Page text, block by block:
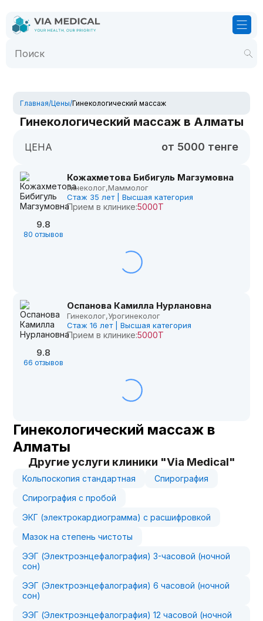
Главная/Цены/Гинекологический массаж
Гинекологический массаж в Алматы
ЦЕНА от 5000 тенге
9.8
80 отзывов
Кожахметова Бибигуль Магзумовна
Гинеколог,Маммолог
Стаж 35 лет | Высшая категория
Прием в клинике:5000Т
9.8
66 отзывов
Оспанова Камилла Нурлановна
Гинеколог,Урогинеколог
Стаж 16 лет | Высшая категория
Прием в клинике:5000Т
Гинекологический массаж в
Алматы
Другие услуги клиники "Via Medical"
Кольпоскопия стандартная
Спирография
Спирография с пробой
ЭКГ (электрокардиограмма) с расшифровкой
Мазок на степень чистоты
ЭЭГ (Электроэнцефалография) 3-часовой (ночной
сон)
ЭЭГ (Электроэнцефалография) 6 часовой (ночной
сон)
ЭЭГ (Электроэнцефалография) 12 часовой (ночной